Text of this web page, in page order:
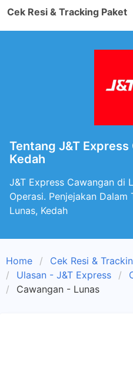
Cek Resi & Tracking Paket
Tentang J&T
Kedah
J&T Express Cawangan di
Operasi. Penjejakan Dalam
Lunas, Kedah
Home
Cek Resi &
Ulasan - J&T Express
Cawangan - Lunas